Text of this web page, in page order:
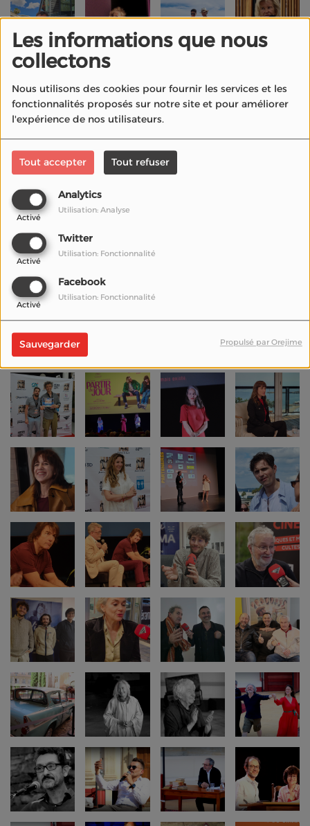
Les informations que nous
collectons
Nous utilisons des cookies pour fournir les services et les
fonctionnalités proposés sur notre site et pour améliorer
l'expérience de nos utilisateurs.
Tout accepter Tout refuser
Analytics
Activé
Utilisation: Analyse
Twitter
Activé
Utilisation: Fonctionnalité
Facebook
Activé
Utilisation: Fonctionnalité
Sauvegarder Propulsé par Orejime